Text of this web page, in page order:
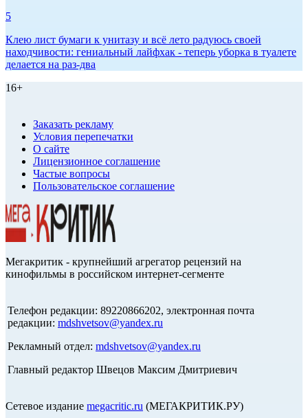
5
Клею лист бумаги к унитазу и всё лето радуюсь своей
находчивости: гениальный лайфхак - теперь уборка в туалете
делается на раз-два
16+
Заказать рекламу
Условия перепечатки
О сайте
Лицензионное соглашение
Частые вопросы
Пользовательское соглашение
Мегакритик - крупнейший агрегатор рецензий на
кинофильмы в российском интернет-сегменте
Телефон редакции: 89220866202, электронная почта
редакции: mdshvetsov@yandex.ru
Рекламный отдел: mdshvetsov@yandex.ru
Главный редактор Швецов Максим Дмитриевич
Сетевое издание megacritic.ru (МЕГАКРИТИК.РУ)